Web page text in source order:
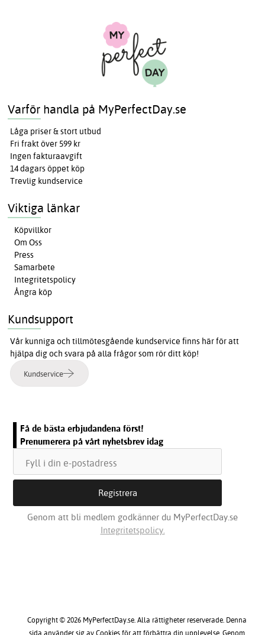
Varför handla på MyPerfectDay.se
Låga priser & stort utbud
Fri frakt över 599 kr
Ingen fakturaavgift
14 dagars öppet köp
Trevlig kundservice
Viktiga länkar
Köpvillkor
Om Oss
Press
Samarbete
Integritetspolicy
Ångra köp
Kundsupport
Vår kunniga och tillmötesgående kundservice finns här för att
hjälpa dig och svara på alla frågor som rör ditt köp!
Kundservice
Få de bästa erbjudandena först!
Prenumerera på vårt nyhetsbrev idag
Genom att bli medlem godkänner du MyPerfectDay.se
Integritetspolicy.
Copyright © 2026 MyPerfectDay.se. Alla rättigheter reserverade. Denna
sida använder sig av Cookies för att förbättra din upplevelse. Genom